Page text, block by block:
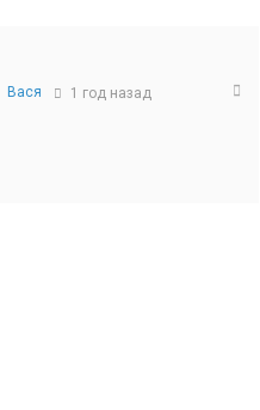
Вася 1 год назад